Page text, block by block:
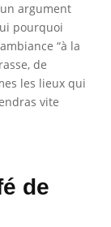
argument
pourquoi
“à la
de
les lieux qui
vite
de